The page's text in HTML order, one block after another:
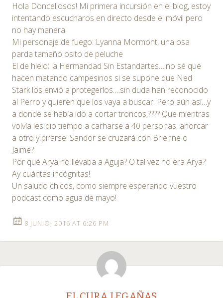
Hola Doncellosos! Mi primera incursión en el blog, estoy
intentando escucharos en directo desde el móvil pero
no hay manera.
Mi personaje de fuego: Lyanna Mormont, una osa
parda tamaño osito de peluche
El de hielo: la Hermandad Sin Estandartes….no sé que
hacen matando campesinos si se supone que Ned
Stark los envió a protegerlos….sin duda han reconocido
al Perro y quieren que los vaya a buscar. Pero aún así…y
a donde se había ido a cortar troncos,???? Que mientras
volvía les dio tiempo a carharse a 40 personas, ahorcar
a otro y pirarse. Sandor se cruzará con Brienne o
Jaime?
Por qué Arya no llevaba a Aguja? O tal vez no era Arya?
Ay cuántas incógnitas!
Un saludo chicos, como siempre esperando vuestro
podcast como agua de mayo!
8 JUNIO, 2016 AT 6:26 PM